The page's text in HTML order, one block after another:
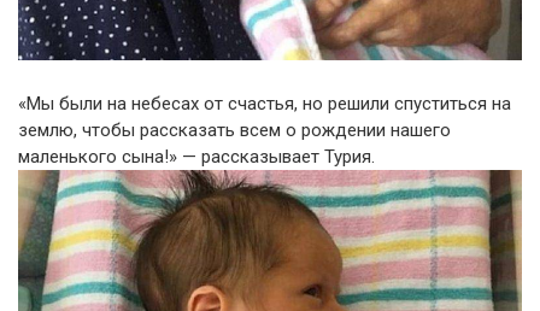
«Мы были на небесах от счастья, но решили спуститься на
землю, чтобы рассказать всем о рождении нашего
маленького сына!» — рассказывает Турия.